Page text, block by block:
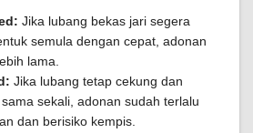
Jika lubang bekas jari segera
semula dengan cepat, adonan
lama.
Jika lubang tetap cekung dan
sekali, adonan sudah terlalu
dan berisiko kempis.